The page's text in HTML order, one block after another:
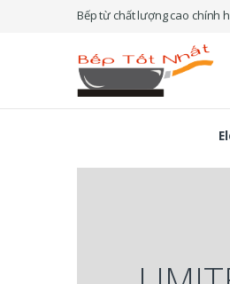
Bếp từ chất lượng cao chính